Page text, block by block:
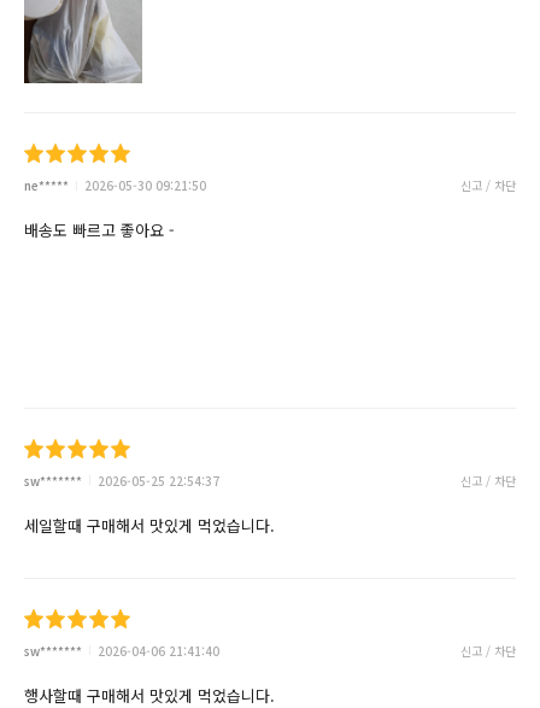
ne***** 2026-05-30 09:21:50 신고 / 차단
배송도 빠르고 좋아요 -
sw******* 2026-05-25 22:54:37 신고 / 차단
세일할때 구매해서 맛있게 먹었습니다.
sw******* 2026-04-06 21:41:40 신고 / 차단
행사할때 구매해서 맛있게 먹었습니다.